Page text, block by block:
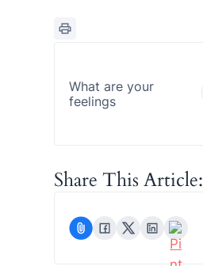
What are your
feelings
Share This Article: